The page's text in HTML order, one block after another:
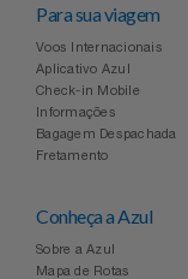
Utilidades Industriais
Vestuário
Top Store
Tramontina
Três Corações
Weconnect
Para sua viagem
Voos Internacionais
Aplicativo Azul
Check-in Mobile
Informações
Bagagem Despachada
Fretamento
Conheça a Azul
Sobre a Azul
Mapa de Rotas